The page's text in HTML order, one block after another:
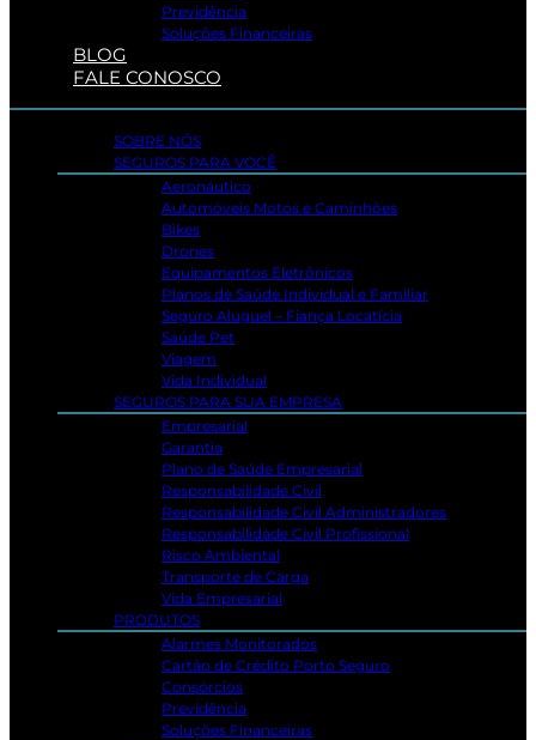
Previdência
Soluções Financeiras
BLOG
FALE CONOSCO
SOBRE NÓS
SEGUROS PARA VOCÊ
Aeronáutico
Automóveis Motos e Caminhões
Bikes
Drones
Equipamentos Eletrônicos
Planos de Saúde Individual e Familiar
Seguro Aluguel – Fiança Locatícia
Saúde Pet
Viagem
Vida Individual
SEGUROS PARA SUA EMPRESA
Empresarial
Garantia
Plano de Saúde Empresarial
Responsabilidade Civil
Responsabilidade Civil Administradores
Responsabilidade Civil Profissional
Risco Ambiental
Transporte de Carga
Vida Empresarial
PRODUTOS
Alarmes Monitorados
Cartão de Crédito Porto Seguro
Consórcios
Previdência
Soluções Financeiras